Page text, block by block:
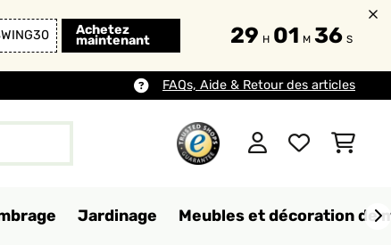
Achetez
maintenant 29 H 01 M 34 S
FAQs, Aide & Retour des articles
Jardinage Meubles et décoration de